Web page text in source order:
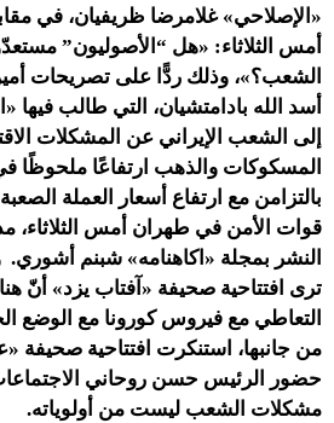
«الإصلاحي» غلامرضا ظريفيان، في
أمس الثلاثاء: «هل “الأصوليون”
الشعب؟»، وذلك ردًّا على تصريحات
أسد الله بادامتشيان، التي طالب فيها
إلى الشعب الإيراني عن المشكلات
المسكوكات والذهب ارتفاعًا ملحوظًا
بالتزامن مع ارتفاع أسعار العملة
قوات الأمن في طهران أمس الثلاثاء،
النشر بمجلة «اكاهنامه» شبنم أشوري.
ترى افتتاحية صحيفة «آفتاب يزد» أنّ
التعاطي مع فيروس كورونا مع الوضع
من جانبها، استنكرت افتتاحية صحيفة
حضور الرئيس حسن روحاني
مشكلات الشعب ليست من أولوياته.